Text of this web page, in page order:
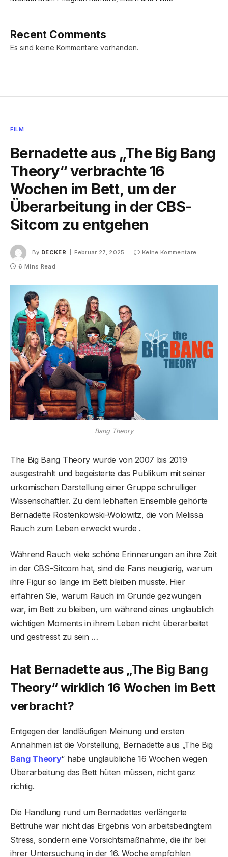
Recent Comments
Es sind keine Kommentare vorhanden.
FILM
Bernadette aus „The Big Bang
Theory“ verbrachte 16
Wochen im Bett, um der
Überarbeitung in der CBS-
Sitcom zu entgehen
By DECKER Februar 27, 2025
Keine Kommentare
6 Mins Read
Bang Theory
The Big Bang Theory wurde von 2007 bis 2019
ausgestrahlt und begeisterte das Publikum mit seiner
urkomischen Darstellung einer Gruppe schrulliger
Wissenschaftler. Zu dem lebhaften Ensemble gehörte
Bernadette Rostenkowski-Wolowitz, die von Melissa
Rauch zum Leben erweckt wurde .
Während Rauch viele schöne Erinnerungen an ihre Zeit
in der CBS-Sitcom hat, sind die Fans neugierig, warum
ihre Figur so lange im Bett bleiben musste. Hier
erfahren Sie, warum Rauch im Grunde gezwungen
war, im Bett zu bleiben, um während eines unglaublich
wichtigen Moments in ihrem Leben nicht überarbeitet
und gestresst zu sein …
Hat Bernadette aus „The Big Bang
Theory“ wirklich 16 Wochen im Bett
verbracht?
Entgegen der landläufigen Meinung und ersten
Annahmen ist die Vorstellung, Bernadette aus „The Big
Bang Theory“ habe unglaubliche 16 Wochen wegen
Überarbeitung das Bett hüten müssen, nicht ganz
richtig.
Die Handlung rund um Bernadettes verlängerte
Bettruhe war nicht das Ergebnis von arbeitsbedingtem
Stress, sondern eine Vorsichtsmaßnahme, die ihr bei
ihrer Untersuchung in der 16. Woche empfohlen